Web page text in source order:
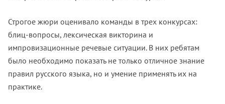
Строгое жюри оценивало команды в трех конкурсах:
блиц-вопросы, лексическая викторина и
импровизационные речевые ситуации. В них ребятам
было необходимо показать не только отличное знание
правил русского языка, но и умение применять их на
практике.